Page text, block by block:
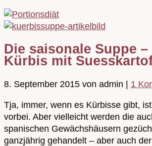
Die saisonale Suppe –
Kürbis mit
8. September 2015 von admin | 1
Tja, immer, wenn es Kürbisse gibt,
vorbei. Aber vielleicht werden die
spanischen Gewächshäusern
ganzjährig gehandelt – aber auch